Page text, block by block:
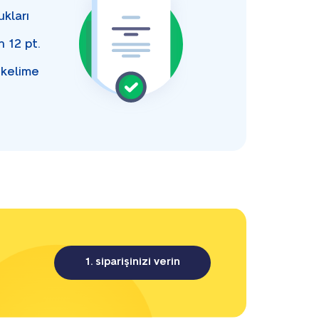
12 pt.
1. siparişinizi verin